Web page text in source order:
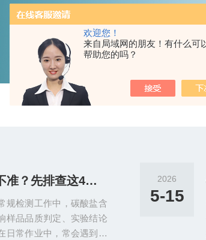
欢迎您！
来自局域网的朋友！有什么可
帮助您的吗？
碳酸盐含量测定仪测试数据不准？先排查这4个原因
规检测工作中，碳酸盐含
样品品质判定、实验结论
日常作业中，常会遇到检
2026
5-15